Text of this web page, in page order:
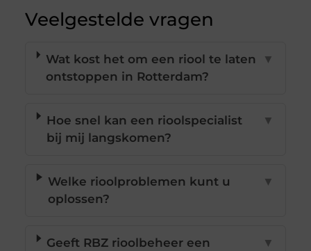
Veelgestelde vragen
Wat kost het om een riool te laten
ontstoppen in Rotterdam?
▼
Hoe snel kan een rioolspecialist
bij mij langskomen?
▼
Welke rioolproblemen kunt u
oplossen?
▼
Geeft RBZ rioolbeheer een
▼